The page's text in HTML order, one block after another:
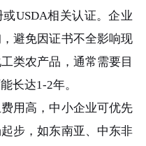
USDA相关认证。企业
避免因证书不全影响现
类农产品，通常需要目
长达1-2年。
用高，中小企业可优先
步，如东南亚、中东非